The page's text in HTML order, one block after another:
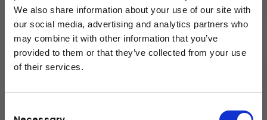
We also share information about your use of our site with
our social media, advertising and analytics partners who
may combine it with other information that you’ve
provided to them or that they’ve collected from your use
of their services.
Leistungen
Stufe 15: Kundenorientierte
Ersatzteilversorgung
schließen